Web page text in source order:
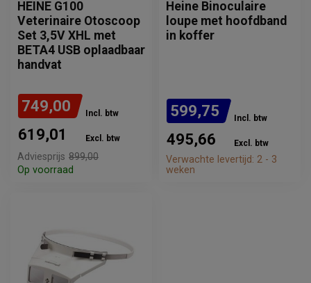
HEINE G100
Veterinaire Otoscoop
Set 3,5V XHL met
BETA4 USB oplaadbaar
handvat
749,00 Incl. btw
619,01 Excl. btw
Adviesprijs 899,00
Op voorraad
Heine Binoculaire
loupe met hoofdband
in koffer
599,75 Incl. btw
495,66 Excl. btw
Verwachte levertijd: 2 - 3
weken